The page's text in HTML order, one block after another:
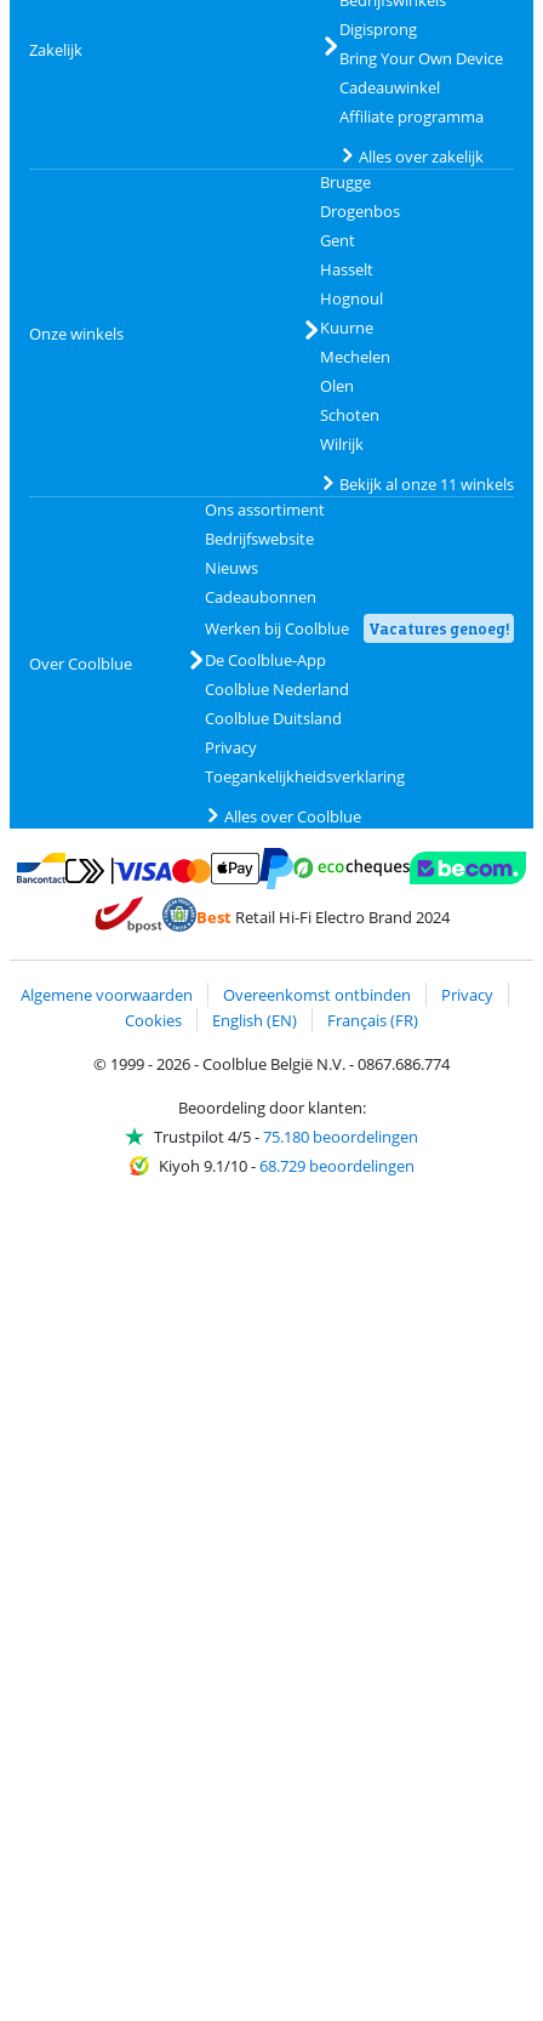
Zakelijk
Digisprong
Bring Your Own Device
Cadeauwinkel
Affiliate programma
Alles over zakelijk
Onze winkels
Brugge
Drogenbos
Gent
Hasselt
Hognoul
Kuurne
Mechelen
Olen
Schoten
Wilrijk
Bekijk al onze 11 winkels
Over Coolblue
Ons assortiment
Bedrijfswebsite
Nieuws
Cadeaubonnen
Werken bij Coolblue
Vacatures genoeg!
De Coolblue-App
Coolblue Nederland
Coolblue Duitsland
Privacy
Toegankelijkheidsverklaring
Alles over Coolblue
Betalen met Bancontact
Betalen met MasterCard en Visa via ClickToPay
Betalen met PayPal
BestRetail Hi-Fi Electro Brand 2024
Algemene voorwaarden Overeenkomst ontbinden
Privacy
Cookies
English (EN)
Français (FR)
© 1999 - 2026 - Coolblue België N.V. - 0867.686.774
Beoordeling door klanten:
Trustpilot 4/5-75.180 beoordelingen
Kiyoh 9.1/10-68.729 beoordelingen